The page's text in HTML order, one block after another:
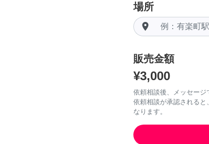
場所
room
販売金額
¥3,000
依頼相談後、メッセージ
依頼相談が承認される
なります。